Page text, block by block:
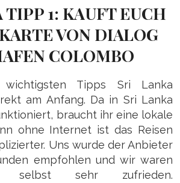
TIPP 1: KAUFT EUCH
VON DIALOG
COLOMBO
wichtigsten Tipps Sri Lanka
am Anfang. Da in Sri Lanka
braucht ihr eine lokale
ohne Internet ist das Reisen
Uns wurde der Anbieter
empfohlen und wir waren
selbst sehr zufrieden.